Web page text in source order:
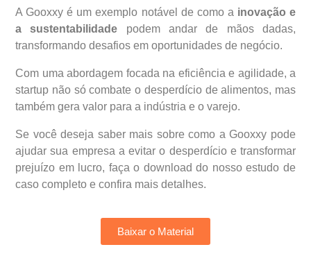
A Gooxxy é um exemplo notável de como a inovação e
a sustentabilidade podem andar de mãos dadas,
transformando desafios em oportunidades de negócio.
Com uma abordagem focada na eficiência e agilidade, a
startup não só combate o desperdício de alimentos, mas
também gera valor para a indústria e o varejo.
Se você deseja saber mais sobre como a Gooxxy pode
ajudar sua empresa a evitar o desperdício e transformar
prejuízo em lucro, faça o download do nosso estudo de
caso completo e confira mais detalhes.
Baixar o Material